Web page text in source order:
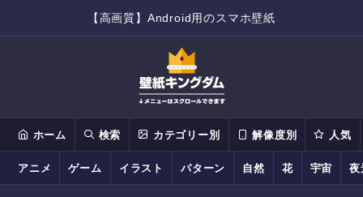
【高画質】Android用のスマホ壁紙
ホーム 検索 カテゴリー別 解像度別 人気
アニメ ゲーム イラスト パターン 自然 花 宇宙 夜